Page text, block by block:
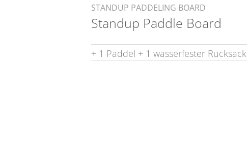
STANDUP PADDELING BOARD
Standup Paddle Board
+ 1 Paddel + 1 wasserfester Rucksack